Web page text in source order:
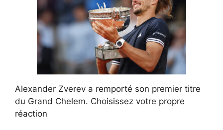
Alexander Zverev a remporté son premier titre
du Grand Chelem. Choisissez votre propre
réaction